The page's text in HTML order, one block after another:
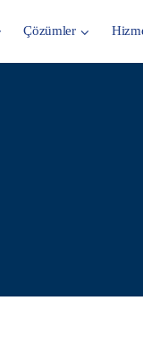
Çözümler